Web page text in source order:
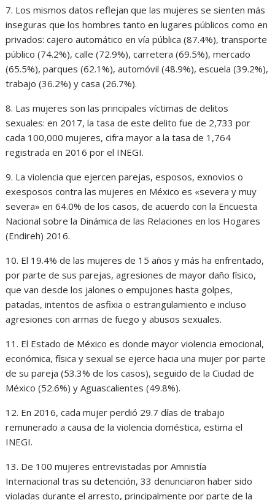
7. Los mismos datos reflejan que las mujeres se sienten más
inseguras que los hombres tanto en lugares públicos como en
privados: cajero automático en vía pública (87.4%), transporte
público (74.2%), calle (72.9%), carretera (69.5%), mercado
(65.5%), parques (62.1%), automóvil (48.9%), escuela (39.2%),
trabajo (36.2%) y casa (26.7%).
8. Las mujeres son las principales víctimas de delitos
sexuales: en 2017, la tasa de este delito fue de 2,733 por
cada 100,000 mujeres, cifra mayor a la tasa de 1,764
registrada en 2016 por el INEGI.
9. La violencia que ejercen parejas, esposos, exnovios o
exesposos contra las mujeres en México es «severa y muy
severa» en 64.0% de los casos, de acuerdo con la Encuesta
Nacional sobre la Dinámica de las Relaciones en los Hogares
(Endireh) 2016.
10. El 19.4% de las mujeres de 15 años y más ha enfrentado,
por parte de sus parejas, agresiones de mayor daño físico,
que van desde los jalones o empujones hasta golpes,
patadas, intentos de asfixia o estrangulamiento e incluso
agresiones con armas de fuego y abusos sexuales.
11. El Estado de México es donde mayor violencia emocional,
económica, física y sexual se ejerce hacia una mujer por parte
de su pareja (53.3% de los casos), seguido de la Ciudad de
México (52.6%) y Aguascalientes (49.8%).
12. En 2016, cada mujer perdió 29.7 días de trabajo
remunerado a causa de la violencia doméstica, estima el
INEGI.
13. De 100 mujeres entrevistadas por Amnistía
Internacional tras su detención, 33 denunciaron haber sido
violadas durante el arresto, principalmente por parte de la